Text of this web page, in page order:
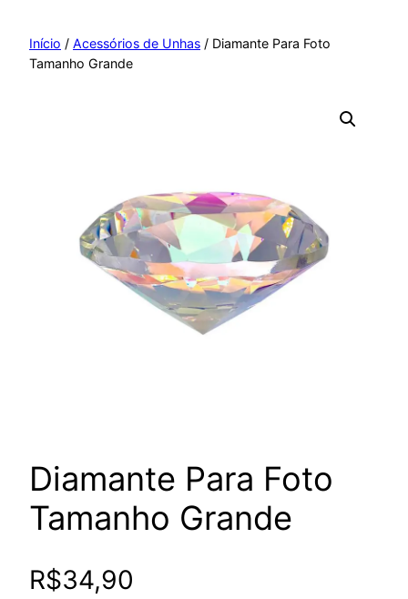
paraInício / Acessórios de Unhas / Diamante Para Foto
Tamanho Grande
Diamante Para Foto
Tamanho Grande
R$34,90